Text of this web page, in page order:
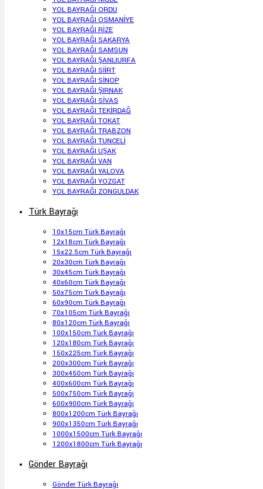
YOL BAYRAĞI ORDU
YOL BAYRAĞI OSMANİYE
YOL BAYRAĞI RİZE
YOL BAYRAĞI SAKARYA
YOL BAYRAĞI SAMSUN
YOL BAYRAĞI ŞANLIURFA
YOL BAYRAĞI SİİRT
YOL BAYRAĞI SİNOP
YOL BAYRAĞI ŞIRNAK
YOL BAYRAĞI SİVAS
YOL BAYRAĞI TEKİRDAĞ
YOL BAYRAĞI TOKAT
YOL BAYRAĞI TRABZON
YOL BAYRAĞI TUNCELİ
YOL BAYRAĞI UŞAK
YOL BAYRAĞI VAN
YOL BAYRAĞI YALOVA
YOL BAYRAĞI YOZGAT
YOL BAYRAĞI ZONGULDAK
Türk Bayrağı
10x15cm Türk Bayrağı
12x18cm Türk Bayrağı
15x22.5cm Türk Bayrağı
20x30cm Türk Bayrağı
30x45cm Türk Bayrağı
40x60cm Türk Bayrağı
50x75cm Türk Bayrağı
60x90cm Türk Bayrağı
70x105cm Türk Bayrağı
80x120cm Türk Bayrağı
100x150cm Türk Bayrağı
120x180cm Türk Bayrağı
150x225cm Türk Bayrağı
200x300cm Türk Bayrağı
300x450cm Türk Bayrağı
400x600cm Türk Bayrağı
500x750cm Türk Bayrağı
600x900cm Türk Bayrağı
800x1200cm Türk Bayrağı
900x1350cm Türk Bayrağı
1000x1500cm Türk Bayrağı
1200x1800cm Türk Bayrağı
Gönder Bayrağı
Gönder Türk Bayrağı